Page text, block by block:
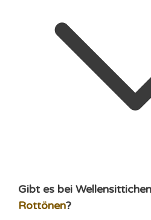
Gibt es bei
Rottönen?